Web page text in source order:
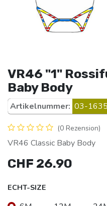
VR46 "1"
Baby Body
Artikelnummer: 03-
(0 Rezension)
VR46 Classic Baby Body
CHF 26.90
ECHT-SIZE